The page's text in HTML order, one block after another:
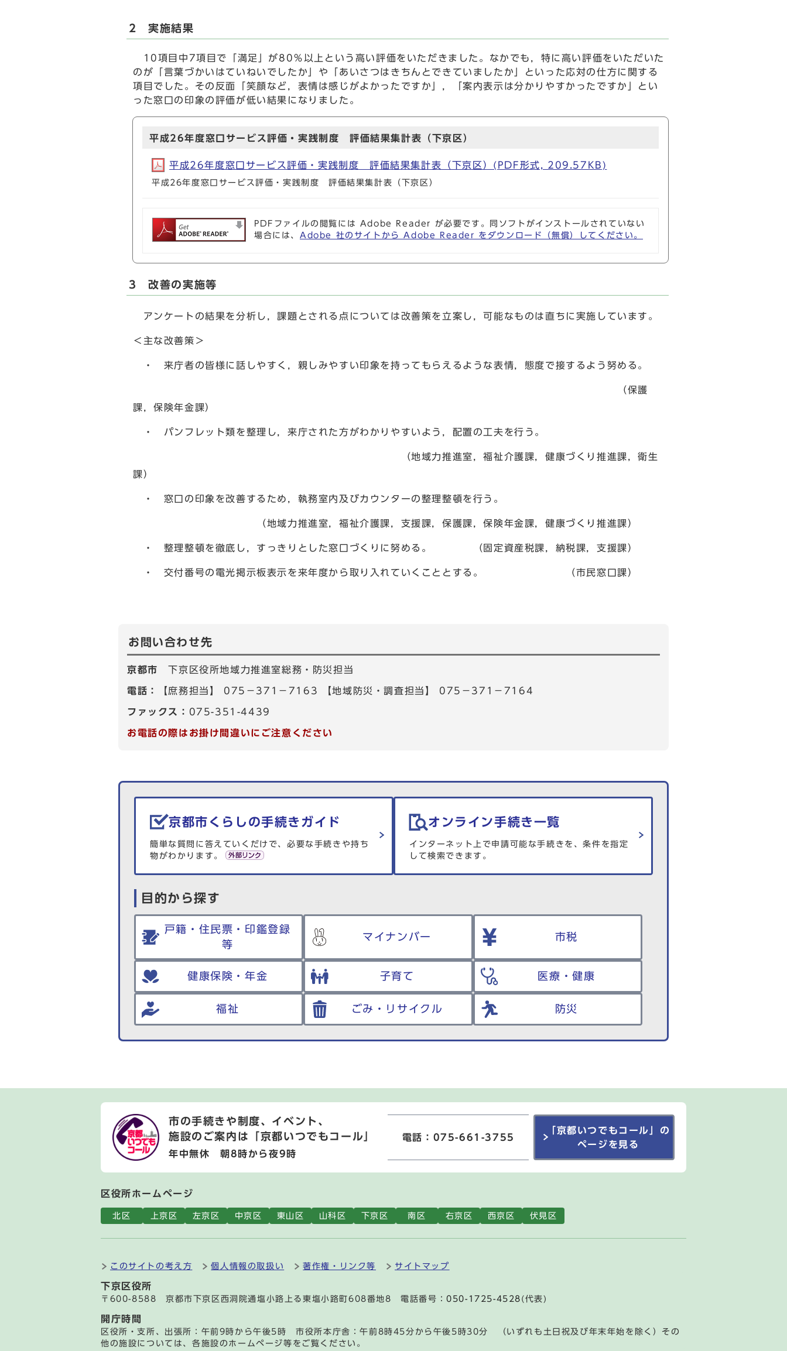
2 実施結果
10項目中7項目で「満足」が80％以上という高い評価をいただきました。なかでも，特に高い評価をいただいた
のが「言葉づかいはていねいでしたか」や「あいさつはきちんとできていましたか」といった応対の仕方に関する
項目でした。その反面「笑顔など，表情は感じがよかったですか」，「案内表示は分かりやすかったですか」とい
った窓口の印象の評価が低い結果になりました。
平成26年度窓口サービス評価・実践制度 評価結果集計表（下京区）
平成26年度窓口サービス評価・実践制度 評価結果集計表（下京区）(PDF形式, 209.57KB)
平成26年度窓口サービス評価・実践制度 評価結果集計表（下京区）
PDFファイルの閲覧には Adobe Reader が必要です。同ソフトがインストールされていない
場合には、 Adobe 社のサイトから Adobe Reader をダウンロード（無償）してください。
3 改善の実施等
アンケートの結果を分析し，課題とされる点については改善策を立案し，可能なものは直ちに実施しています。
＜主な改善策＞
・ 来庁者の皆様に話しやすく，親しみやすい印象を持ってもらえるような表情，態度で接するよう努める。
（保護
課，保険年金課）
・ パンフレット類を整理し，来庁された方がわかりやすいよう，配置の工夫を行う。
（地域力推進室，福祉介護課，健康づくり推進課，衛生
課）
・ 窓口の印象を改善するため，執務室内及びカウンターの整理整頓を行う。
（地域力推進室，福祉介護課，支援課，保護課，保険年金課，健康づくり推進課）
・ 整理整頓を徹底し，すっきりとした窓口づくりに努める。 （固定資産税課，納税課，支援課）
・ 交付番号の電光掲示板表示を来年度から取り入れていくこととする。 （市民窓口課）
お問い合わせ先
京都市下京区役所地域力推進室総務・防災担当
電話： 【庶務担当】 075－371－7163 【地域防災・調査担当】 075－371－7164
ファックス： 075-351-4439
お電話の際はお掛け間違いにご注意ください
生活情報を探す
京都市くらしの手続きガイド
簡単な質問に答えていくだけで、必要な手続きや持ち
物がわかります。
オンライン手続き一覧
インターネット上で申請可能な手続きを、条件を指定
して検索できます。
目的から探す
戸籍・住民票・印鑑登録
等
マイナンバー 市税
健康保険・年金 子育て 医療・健康
福祉 ごみ・リサイクル 防災
市の手続きや制度、イベント、
施設のご案内は
「京都いつでもコール」
年中無休 朝8時から夜9時
電話：075-661-3755
「京都いつでもコール」の
ページを見る
区役所ホームページ
北区 上京区 左京区 中京区 東山区 山科区 下京区 南区 右京区 西京区 伏見区
このサイトの考え方 個人情報の取扱い 著作権・リンク等 サイトマップ
下京区役所
〒600-8588 京都市下京区西洞院通塩小路上る東塩小路町608番地8 電話番号：050-1725-4528 (代表)
開庁時間
区役所・支所、出張所：午前9時から午後5時 市役所本庁舎：午前8時45分から午後5時30分 （いずれも土日祝及び年末年始を除く）その
他の施設については、各施設のホームページ等をご覧ください。